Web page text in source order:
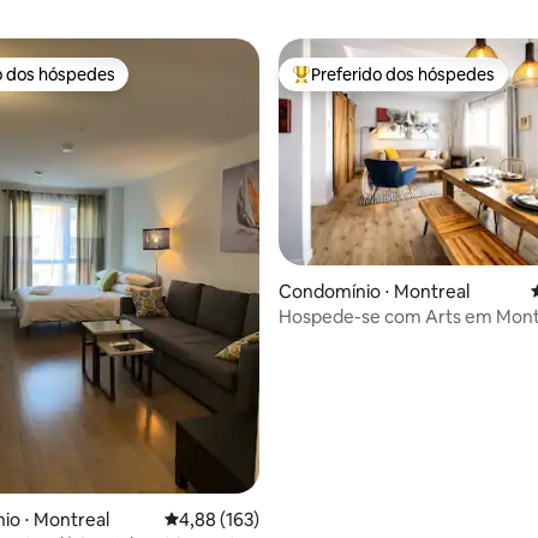
de 5, 127 avaliações
dos hóspedes
dos hóspedes
⋅ Montreal 4,88 de uma avaliação média de 5, 163
4,88 (163)
Entre os melhores preferidos
Preferido dos hóspedes
Condomínio ⋅ Montreal
Hospede-se com Arts em